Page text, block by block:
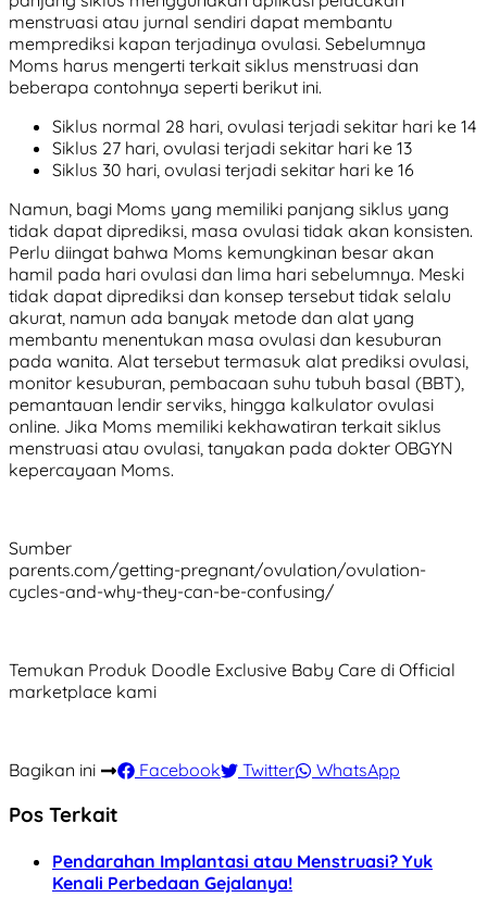
menstruasi atau jurnal sendiri dapat membantu
memprediksi kapan terjadinya ovulasi. Sebelumnya
Moms harus mengerti terkait siklus menstruasi dan
beberapa contohnya seperti berikut ini.
Siklus normal 28 hari, ovulasi terjadi sekitar hari ke 14
Siklus 27 hari, ovulasi terjadi sekitar hari ke 13
Siklus 30 hari, ovulasi terjadi sekitar hari ke 16
Namun, bagi Moms yang memiliki panjang siklus yang
tidak dapat diprediksi, masa ovulasi tidak akan konsisten.
Perlu diingat bahwa Moms kemungkinan besar akan
hamil pada hari ovulasi dan lima hari sebelumnya. Meski
tidak dapat diprediksi dan konsep tersebut tidak selalu
akurat, namun ada banyak metode dan alat yang
membantu menentukan masa ovulasi dan kesuburan
pada wanita. Alat tersebut termasuk alat prediksi ovulasi,
monitor kesuburan, pembacaan suhu tubuh basal (BBT),
pemantauan lendir serviks, hingga kalkulator ovulasi
online. Jika Moms memiliki kekhawatiran terkait siklus
menstruasi atau ovulasi, tanyakan pada dokter OBGYN
kepercayaan Moms.
Sumber
parents.com/getting-pregnant/ovulation/ovulation-
cycles-and-why-they-can-be-confusing/
Temukan Produk Doodle Exclusive Baby Care di Official
marketplace kami
Bagikan ini Facebook Twitter WhatsApp
Pos Terkait
Pendarahan Implantasi atau Menstruasi? Yuk
Kenali Perbedaan Gejalanya!